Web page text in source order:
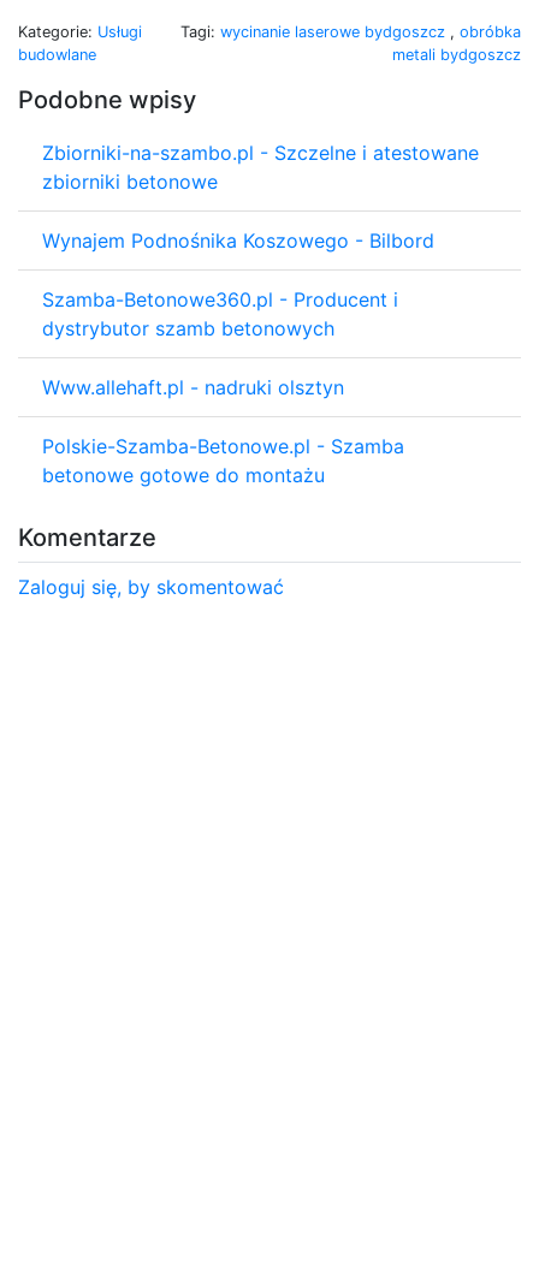
Kategorie: Usługi
budowlane
Tagi: wycinanie laserowe bydgoszcz , obróbka
metali bydgoszcz
Podobne wpisy
Zbiorniki-na-szambo.pl - Szczelne i atestowane
zbiorniki betonowe
Wynajem Podnośnika Koszowego - Bilbord
Szamba-Betonowe360.pl - Producent i
dystrybutor szamb betonowych
Www.allehaft.pl - nadruki olsztyn
Polskie-Szamba-Betonowe.pl - Szamba
betonowe gotowe do montażu
Komentarze
Zaloguj się, by skomentować